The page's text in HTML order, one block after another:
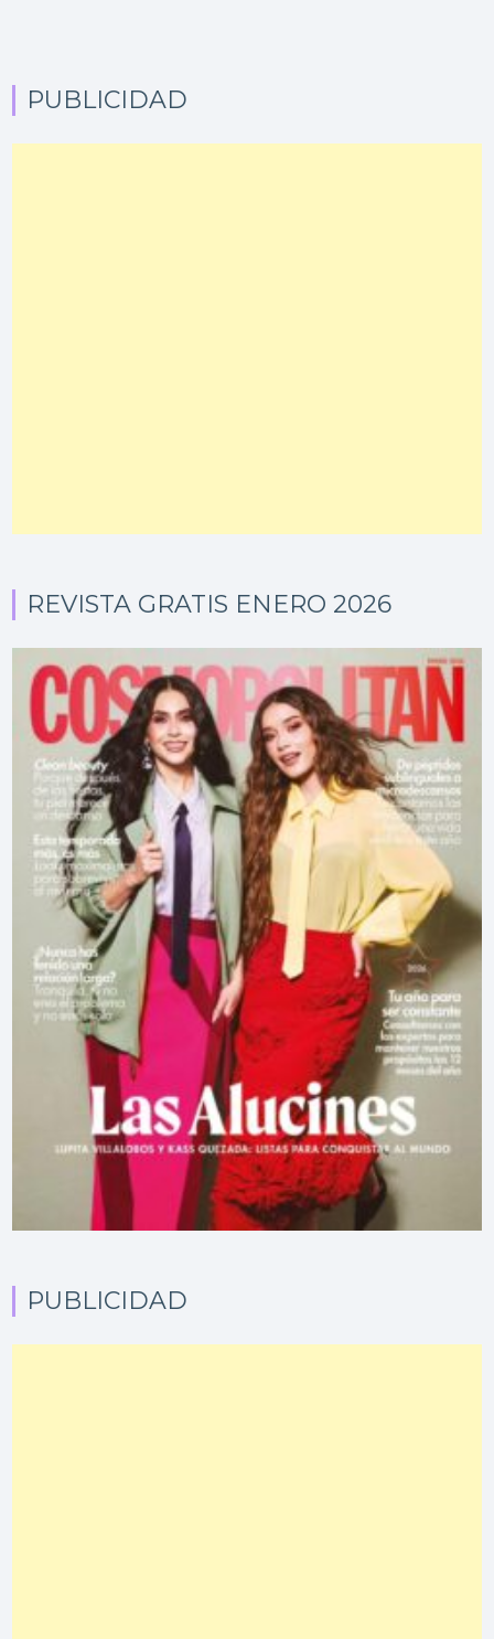
PUBLICIDAD
REVISTA GRATIS ENERO 2026
PUBLICIDAD